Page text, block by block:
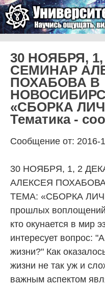
30 НОЯБРЯ,
СЕМИНАР
ПОХАБОВА В
«СБОРКА
Тематика -
Сообщение от: 2016-
30 НОЯБРЯ, 1, 2
АЛЕКСЕЯ
ТЕМА: «СБОРКА
прошлых
кто окунается в мир
интересует вопрос:
жизни?" Как
жизни не так уж и
важным аспектом